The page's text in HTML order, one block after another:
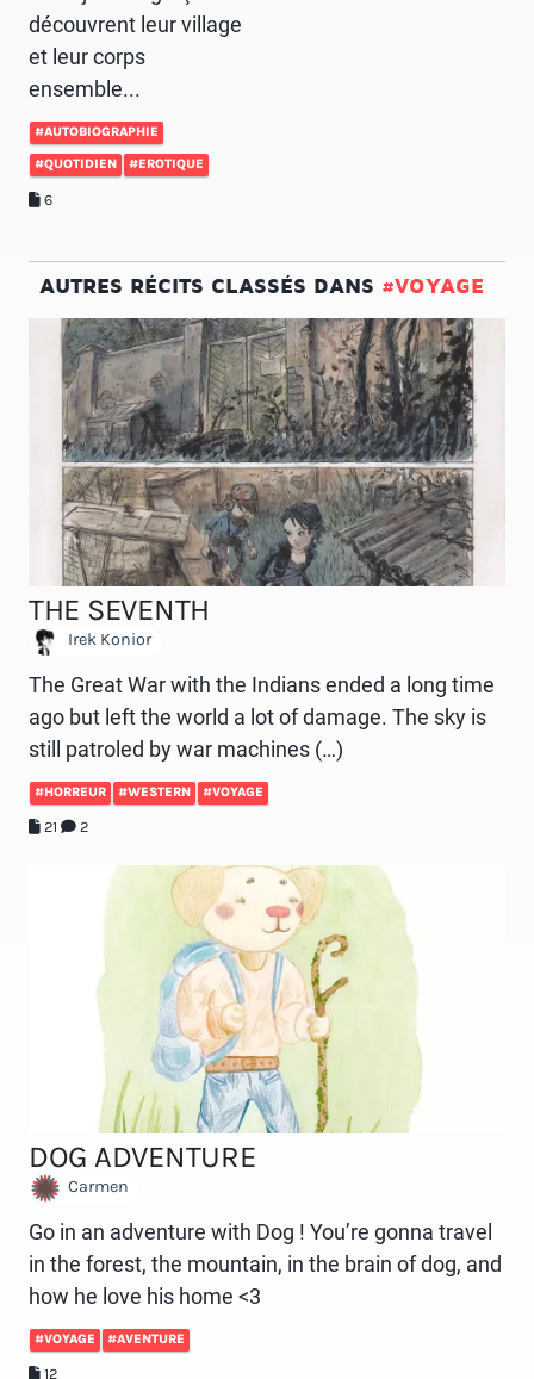
découvrent leur village
et leur corps
ensemble...
#AUTOBIOGRAPHIE
#QUOTIDIEN #EROTIQUE
6
AUTRES RÉCITS CLASSÉS DANS #VOYAGE
THE SEVENTH
Irek Konior
The Great War with the Indians ended a long time
ago but left the world a lot of damage. The sky is
still patroled by war machines (…)
#HORREUR #WESTERN #VOYAGE
21 2
DOG ADVENTURE
Carmen
Go in an adventure with Dog ! You’re gonna travel
in the forest, the mountain, in the brain of dog, and
how he love his home <3
#VOYAGE #AVENTURE
12